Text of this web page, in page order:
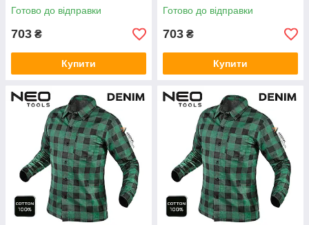
Готово до відправки
703 ₴
Купити
Готово до відправки
703 ₴
Купити